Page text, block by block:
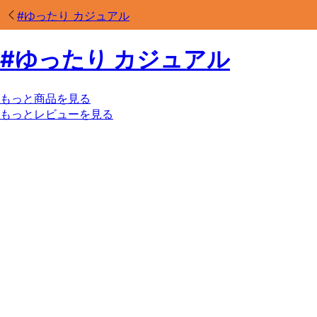
#ゆったり カジュアル
#ゆったり カジュアル
もっと商品を見る
もっとレビューを見る